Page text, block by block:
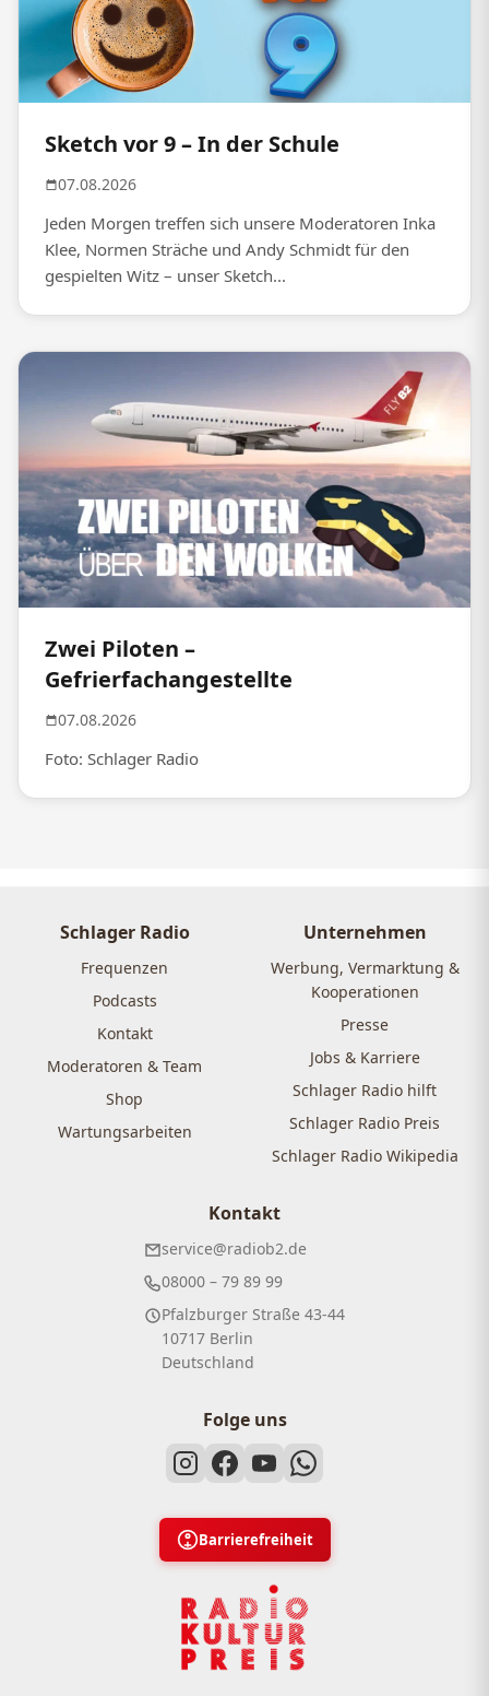
Sketch vor 9 – In der Schule
07.08.2026
Jeden Morgen treffen sich unsere Moderatoren Inka
Klee, Normen Sträche und Andy Schmidt für den
gespielten Witz – unser Sketch...
Zwei Piloten –
Gefrierfachangestellte
07.08.2026
Foto: Schlager Radio
Schlager Radio
Frequenzen
Podcasts
Kontakt
Moderatoren & Team
Shop
Wartungsarbeiten
Unternehmen
Werbung, Vermarktung &
Kooperationen
Presse
Jobs & Karriere
Schlager Radio hilft
Schlager Radio Preis
Schlager Radio Wikipedia
Kontakt
service@radiob2.de
08000 – 79 89 99
Pfalzburger Straße 43-44
10717 Berlin
Deutschland
Folge uns
Barrierefreiheit